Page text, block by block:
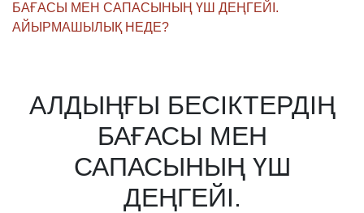
БАҒАСЫ МЕН САПАСЫНЫҢ ҮШ ДЕҢГЕЙІ.
АЙЫРМАШЫЛЫҚ НЕДЕ?
АЛДЫҢҒЫ БЕСІКТЕРДІҢ
БАҒАСЫ МЕН
САПАСЫНЫҢ ҮШ
ДЕҢГЕЙІ.